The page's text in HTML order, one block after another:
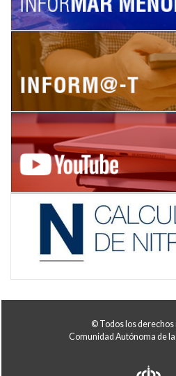
© Todos los
Comunidad Autónoma de